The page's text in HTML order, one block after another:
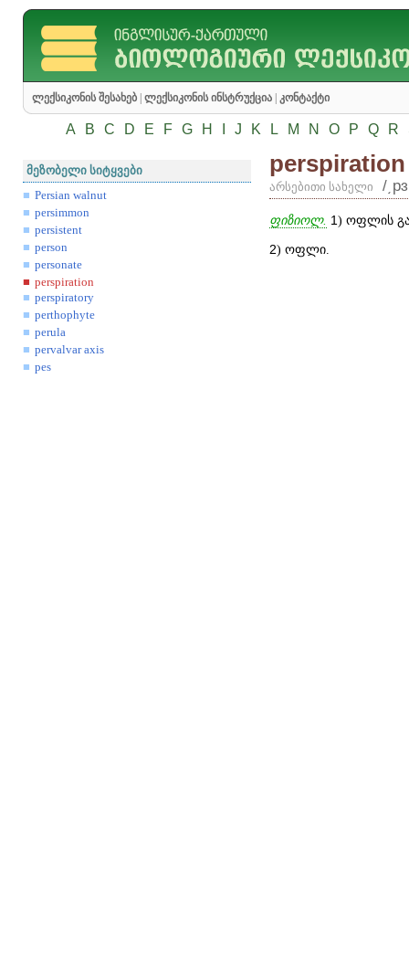
ლექსიკონის შესახებ ლექსიკონის ინსტრუქცია კონტაქტი
A B C D E F G H J K L M N O P Q R
მეზობელი სიტყვები
Persian walnut
persimmon
persistent
person
personate
perspiration
perspiratory
perthophyte
perula
pervalvar axis
pes
perspiration
არსებითი სახელი /
ფიზიოლ. 1) ოფლის
2) ოფლი.